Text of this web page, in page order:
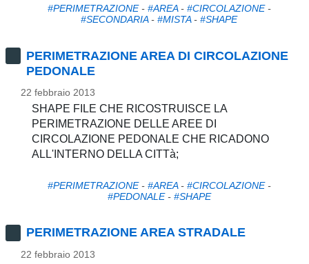
#PERIMETRAZIONE- #AREA- #CIRCOLAZIONE-
#SECONDARIA-#MISTA-#SHAPE
PERIMETRAZIONE AREA DI CIRCOLAZIONE
PEDONALE
22 febbraio 2013
SHAPE FILE CHE RICOSTRUISCE LA
PERIMETRAZIONE DELLE AREE DI
CIRCOLAZIONE PEDONALE CHE RICADONO
ALL'INTERNO DELLA CITTà;
#PERIMETRAZIONE- #AREA- #CIRCOLAZIONE-
#PEDONALE- #SHAPE
PERIMETRAZIONE AREA STRADALE
22 febbraio 2013